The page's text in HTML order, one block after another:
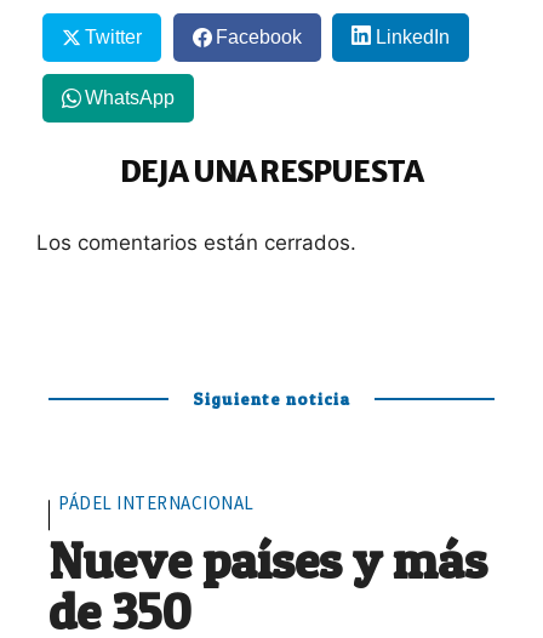
Twitter Facebook LinkedIn
WhatsApp
DEJA UNA RESPUESTA
Los comentarios están cerrados.
Siguiente noticia
PÁDEL INTERNACIONAL
Nueve países y más
de 350